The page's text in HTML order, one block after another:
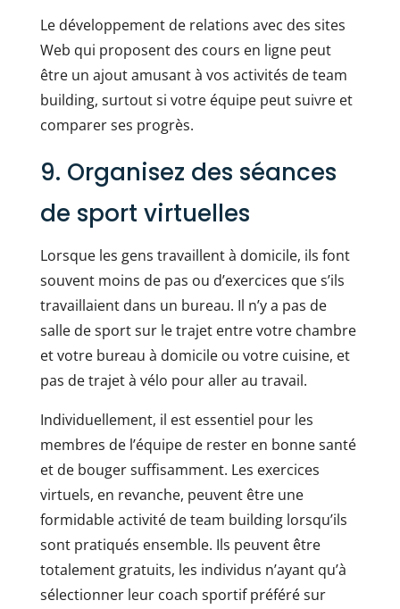
Le développement de relations avec des sites
Web qui proposent des cours en ligne peut
être un ajout amusant à vos activités de team
building, surtout si votre équipe peut suivre et
comparer ses progrès.
9. Organisez des séances
de sport virtuelles
Lorsque les gens travaillent à domicile, ils font
souvent moins de pas ou d’exercices que s’ils
travaillaient dans un bureau. Il n’y a pas de
salle de sport sur le trajet entre votre chambre
et votre bureau à domicile ou votre cuisine, et
pas de trajet à vélo pour aller au travail.
Individuellement, il est essentiel pour les
membres de l’équipe de rester en bonne santé
et de bouger suffisamment. Les exercices
virtuels, en revanche, peuvent être une
formidable activité de team building lorsqu’ils
sont pratiqués ensemble. Ils peuvent être
totalement gratuits, les individus n’ayant qu’à
sélectionner leur coach sportif préféré sur